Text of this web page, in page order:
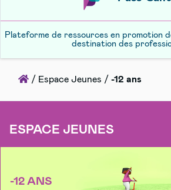
Plateforme de ressources en promotion
destination des
Accueil
/ Espace Jeunes / -12 ans
ESPACE JEUNES
-12 ANS